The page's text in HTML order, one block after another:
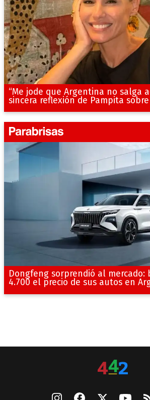
“Me jode que Argentina no salga
sincera reflexión de Pampita
Dongfeng sorprendió al mercado:
4.700 el precio de sus autos en